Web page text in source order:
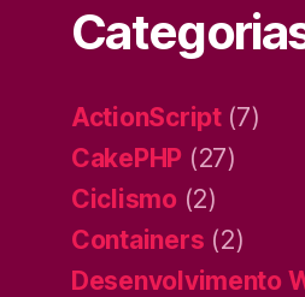
ActionScript(7)
CakePHP (27)
Ciclismo (2)
Containers (2)
Desenvolvimento